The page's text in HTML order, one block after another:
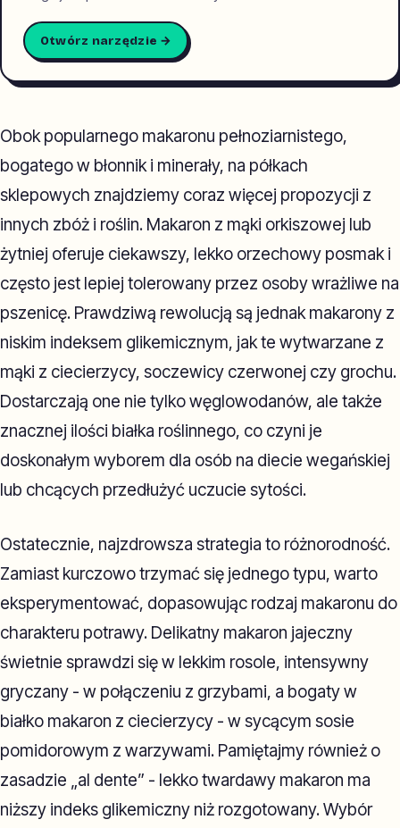
Otwórz narzędzie →
Obok popularnego makaronu pełnoziarnistego,
bogatego w błonnik i minerały, na półkach
sklepowych znajdziemy coraz więcej propozycji z
innych zbóż i roślin. Makaron z mąki orkiszowej lub
żytniej oferuje ciekawszy, lekko orzechowy posmak i
często jest lepiej tolerowany przez osoby wrażliwe na
pszenicę. Prawdziwą rewolucją są jednak makarony z
niskim indeksem glikemicznym, jak te wytwarzane z
mąki z ciecierzycy, soczewicy czerwonej czy grochu.
Dostarczają one nie tylko węglowodanów, ale także
znacznej ilości białka roślinnego, co czyni je
doskonałym wyborem dla osób na diecie wegańskiej
lub chcących przedłużyć uczucie sytości.
Ostatecznie, najzdrowsza strategia to różnorodność.
Zamiast kurczowo trzymać się jednego typu, warto
eksperymentować, dopasowując rodzaj makaronu do
charakteru potrawy. Delikatny makaron jajeczny
świetnie sprawdzi się w lekkim rosole, intensywny
gryczany - w połączeniu z grzybami, a bogaty w
białko makaron z ciecierzycy - w sycącym sosie
pomidorowym z warzywami. Pamiętajmy również o
zasadzie „al dente” - lekko twardawy makaron ma
niższy indeks glikemiczny niż rozgotowany. Wybór